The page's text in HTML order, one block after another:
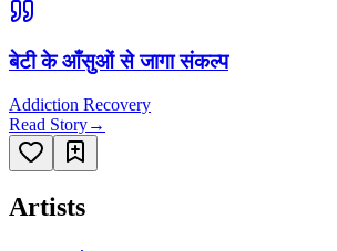
बेटी के आँसुओं से जागा संकल्प
Addiction Recovery
Read Story→
Artists